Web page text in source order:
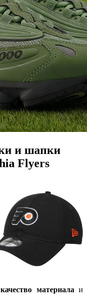
и шапки
Flyers
материала и